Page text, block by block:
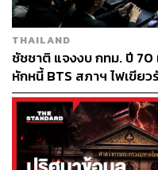
THAILAND
ชัชชาติ แจงงบ กทม. ปี 70
หักหนี้ BTS สภาฯ ไฟเขีย
กต์ล่าช้า